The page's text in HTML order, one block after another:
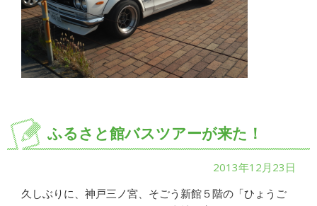
ふるさと館バスツアーが来た！
2013年12月23日
久しぶりに、神戸三ノ宮、そごう新館５階の「ひょうご